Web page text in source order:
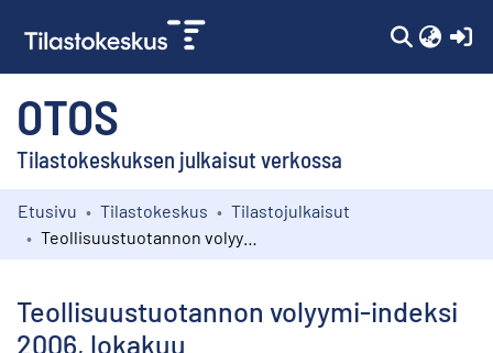
OTOS
Tilastokeskuksen julkaisut verkossa
Kokoelmat
Etusivu Tilastokeskus
Tilastojulkaisut
Teollisuustuotannon volyymi-indeksi
2006, lokakuu